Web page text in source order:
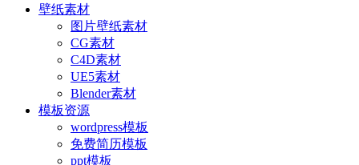
壁纸素材
图片壁纸素材
CG素材
C4D素材
UE5素材
Blender素材
模板资源
wordpress模板
免费简历模板
ppt模板